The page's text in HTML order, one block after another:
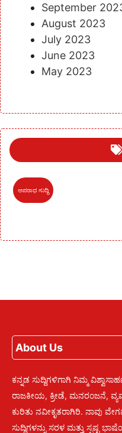
September
August 2023
July 2023
June 2023
May 2023
ಅಪರಾಧ ಸುದ್ದಿ
About Us
ಕನ್ನಡ ಸುದ್ದಿಗಳಿಗಾಗಿ ನಿಮ್ಮ
ರಾಜಕೀಯ, ಕ್ರೀಡೆ, ಮನರಂಜನೆ,
ಕುರಿತು ನವೀಕೃತರಾಗಿರಿ. ನಾವು
ಸುದ್ದಿಗಳನ್ನು ಸರಳ ಮತ್ತು ಸ್ಪಷ್ಟ